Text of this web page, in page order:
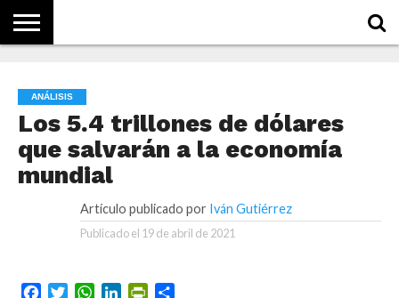
QUÉ
SE
ESTO?
ANÁLISIS
Los 5.4 trillones de dólares
que salvarán a la economía
mundial
Artículo publicado por Iván Gutiérrez
Publicado el 19 de abril de 2021
Facebook
TwitterWhatsApp
LinkedInPrintFriendly